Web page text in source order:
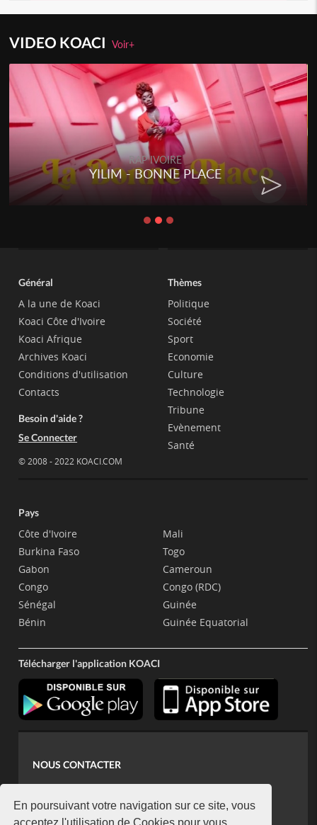
En poursuivant votre navigation sur ce site, vous
acceptez l'utilisation de Cookies pour vous
VIDEO KOACIVoir+
RAP IVOIRE
YILIM - BONNE PLACE
Général
A la une de Koaci
Koaci Côte d'Ivoire
Koaci Afrique
Archives Koaci
Conditions d'utilisation
Contacts
Besoin d'aide ?
Se Connecter
© 2008 - 2022 KOACI.COM
Thèmes
Politique
Société
Sport
Economie
Culture
Technologie
Tribune
Evènement
Santé
Pays
Côte d'Ivoire
Burkina Faso
Gabon
Congo
Sénégal
Bénin
Mali
Togo
Cameroun
Congo (RDC)
Guinée
Guinée Equatorial
Télécharger l'application KOACI
NOUS CONTACTER
koaci@yahoo.fr